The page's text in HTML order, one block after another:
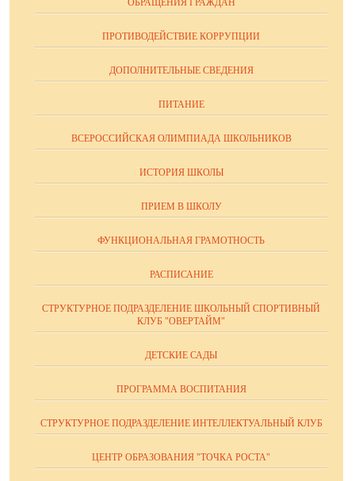
ПРОТИВОДЕЙСТВИЕ КОРРУПЦИИ
ДОПОЛНИТЕЛЬНЫЕ СВЕДЕНИЯ
ПИТАНИЕ
ВСЕРОССИЙСКАЯ ОЛИМПИАДА ШКОЛЬНИКОВ
ИСТОРИЯ ШКОЛЫ
ПРИЕМ В ШКОЛУ
ФУНКЦИОНАЛЬНАЯ ГРАМОТНОСТЬ
РАСПИСАНИЕ
СТРУКТУРНОЕ ПОДРАЗДЕЛЕНИЕ ШКОЛЬНЫЙ СПОРТИВНЫЙ
КЛУБ "ОВЕРТАЙМ"
ДЕТСКИЕ САДЫ
ПРОГРАММА ВОСПИТАНИЯ
СТРУКТУРНОЕ ПОДРАЗДЕЛЕНИЕ ИНТЕЛЛЕКТУАЛЬНЫЙ КЛУБ
ЦЕНТР ОБРАЗОВАНИЯ "ТОЧКА РОСТА"